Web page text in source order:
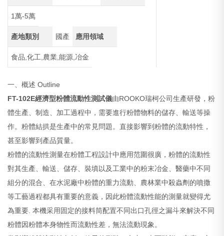
1萬-5萬
產地類別 國產 應用領域
食品,化工,農業,能源,冶金
一、概述 Outline
FT-102E經濟型粉體流動性測試儀由ROOKO瑞柯公司生產研發，粉
體生產、制造、加工過程中，需要進行粉體物料的儲存、輸送等操
作。粉體結拱是生產中的常見問題。直接影響到粉體的流動特性，
甚至影響到產品質量。
粉體的流動性測量在粉體工程設計中應用范圍很廣，粉體的流動性
對其生產、輸送、儲存、裝填以及工業中的粉末冶金、醫藥中不同
組分的混合、在水泥廠中粉體的重力流動、農林業中殺蟲劑的噴撒
等工藝過程都具有重要的意義，因此粉體流動性能的測量就變得尤
為重要. 本機采用固定的接料筒配置不同出口孔徑之漏斗來解決不同
粉體因粉體本身物性而流動性差，無法流動現象。